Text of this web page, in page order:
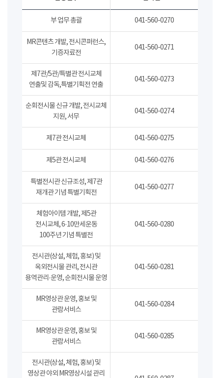
부 업무 총괄 041-560-0270
MR콘텐츠 개발, 전시콘퍼런스,
기증자료전
041-560-0271
제7관/5관/특별관 전시교체
연출및 감독,특별기획전 연출
041-560-0273
순회전시물 신규 개발, 전시교체
지원, 서무
041-560-0274
제7관 전시교체 041-560-0275
제5관 전시교체 041-560-0276
특별전시관 신규조성, 제7관
재개관 기념 특별기획전
041-560-0277
체험아이템 개발, 제5관
전시교체, 6·10만세운동
100주년 기념 특별전
041-560-0280
전시관(상설, 체험, 홍보) 및
옥외전시물 관리, 전시관
용역관리·운영, 순회전시물 운영
041-560-0281
MR영상관 운영, 홍보 및
관람서비스
041-560-0284
MR영상관 운영, 홍보 및
관람서비스
041-560-0285
전시관(상설, 체험, 홍보) 및
영상관 야외 MR영상시설 관리